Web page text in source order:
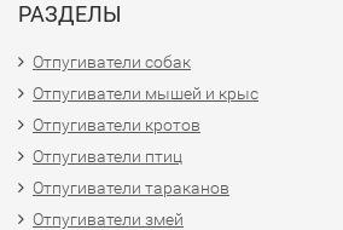
РАЗДЕЛЫ
Отпугиватели собак
Отпугиватели мышей и крыс
Отпугиватели кротов
Отпугиватели птиц
Отпугиватели тараканов
Отпугиватели змей